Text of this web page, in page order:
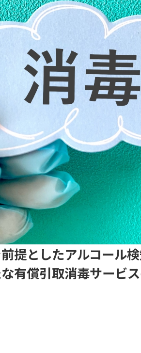
提としたアルコール
有償引取消毒サービ